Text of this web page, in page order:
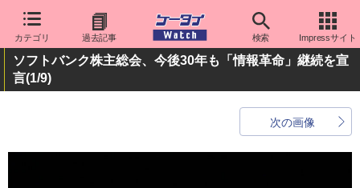
カテゴリ 過去記事 検索 Impressサイト
ソフトバンク株主総会、今後30年も「情報革命」継続を宣
言(1/9)
次の画像